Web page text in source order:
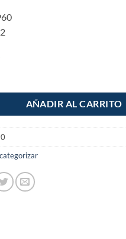
AÑADIR AL CARRITO